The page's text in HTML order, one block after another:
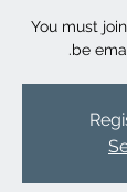
You must
be